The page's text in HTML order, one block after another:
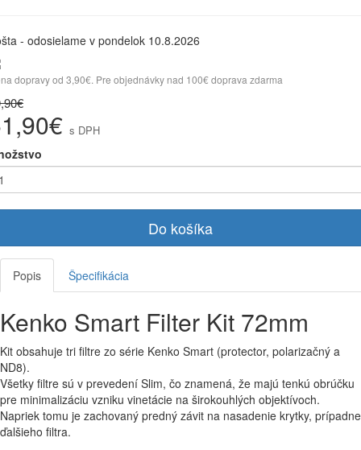
- odosielame v pondelok 10.8.2026
dopravy od 3,90€. Pre objednávky nad 100€ doprava zdarma
s DPH
Do košíka
Popis Špecifikácia
Kenko Smart Filter Kit 72mm
Kit obsahuje tri filtre zo série Kenko Smart (protector, polarizačný a
ND8).
Všetky filtre sú v prevedení Slim, čo znamená, že majú tenkú obrúčku
pre minimalizáciu vzniku vinetácie na širokouhlých objektívoch.
Napriek tomu je zachovaný predný závit na nasadenie krytky, prípadne
ďalšieho filtra.